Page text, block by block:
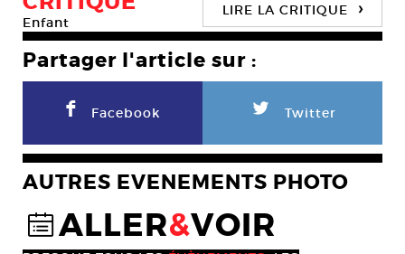
Enfant
LIRE LA CRITIQUE ›
Partager l'article sur :
F Facebook L Twitter
AUTRES EVENEMENTS PHOTO
@ALLER&VOIR